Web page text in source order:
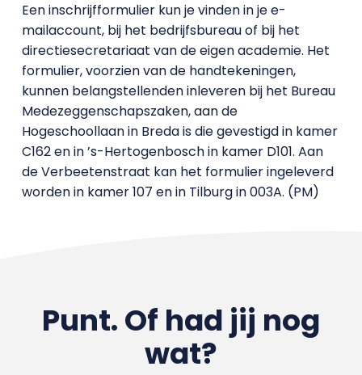
Een inschrijfformulier kun je vinden in je e-
mailaccount, bij het bedrijfsbureau of bij het
directiesecretariaat van de eigen academie. Het
formulier, voorzien van de handtekeningen,
kunnen belangstellenden inleveren bij het Bureau
Medezeggenschapszaken, aan de
Hogeschoollaan in Breda is die gevestigd in kamer
C162 en in ’s-Hertogenbosch in kamer D101. Aan
de Verbeetenstraat kan het formulier ingeleverd
worden in kamer 107 en in Tilburg in 003A. (PM)
Punt. Of had jij nog
wat?